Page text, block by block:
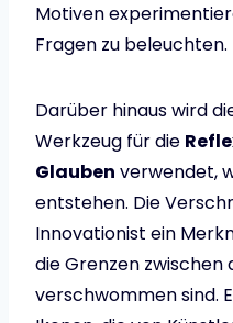
Motiven
Fragen zu beleuchten.
Darüber hinaus wird
Werkzeug für die
Glauben verwendet,
entstehen. Die
Innovationist ein
die Grenzen zwischen
verschwommen sind.